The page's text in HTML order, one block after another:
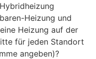
Heizung und
Heizung auf der
für jeden Standort
angeben)?